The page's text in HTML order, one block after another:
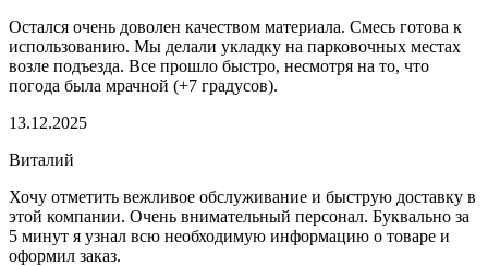
Остался очень доволен качеством материала. Смесь готова к
использованию. Мы делали укладку на парковочных местах
возле подъезда. Все прошло быстро, несмотря на то, что
погода была мрачной (+7 градусов).
13.12.2025
Виталий
Хочу отметить вежливое обслуживание и быструю доставку в
этой компании. Очень внимательный персонал. Буквально за
5 минут я узнал всю необходимую информацию о товаре и
оформил заказ.